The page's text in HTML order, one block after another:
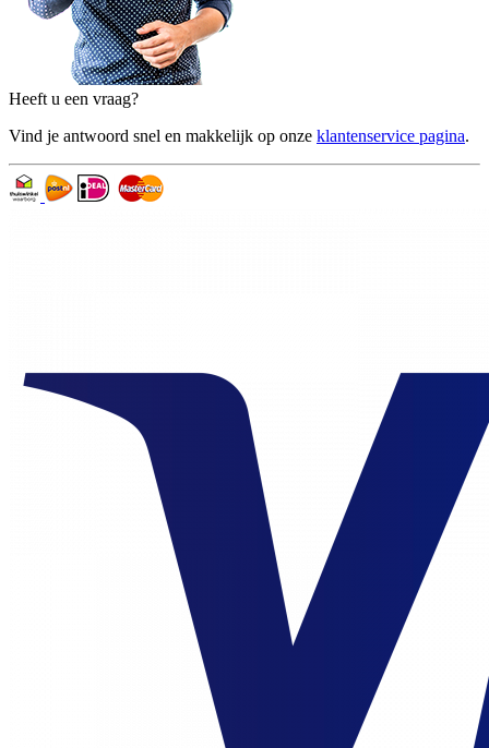
Heeft u een vraag?
Vind je antwoord snel en makkelijk op onze klantenservice pagina.